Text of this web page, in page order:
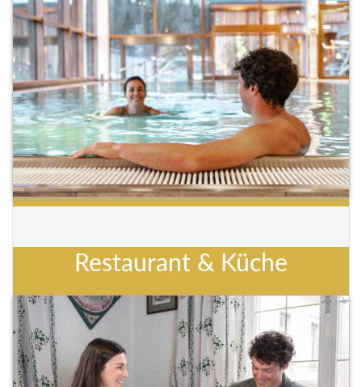
Restaurant & Küche